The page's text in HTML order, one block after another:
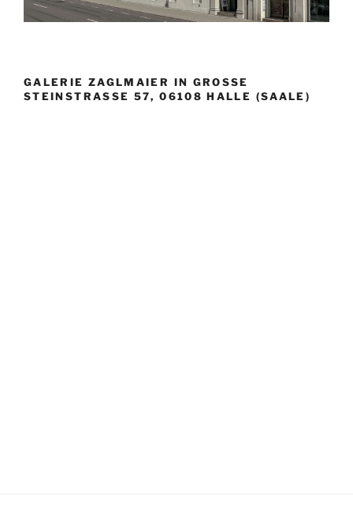
GALERIE ZAGLMAIER IN GROSSE S
TEINSTRASSE 57, 06108 HALLE (SAALE)